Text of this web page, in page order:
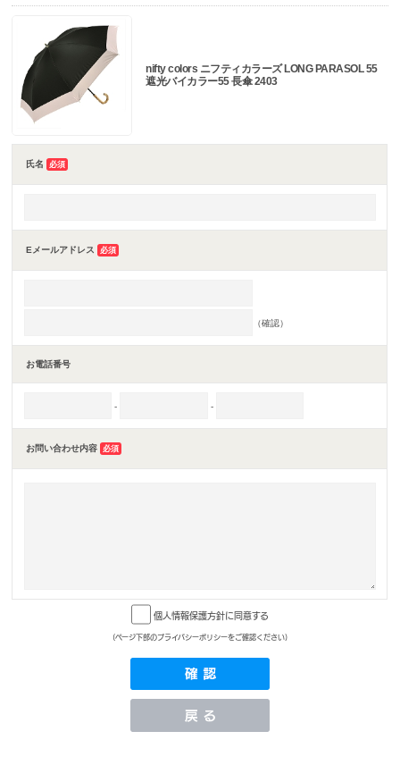
nifty colors ニフティカラーズ LONG PARASOL 55
遮光バイカラー55 長傘 2403
氏名 必須
Eメールアドレス 必須
（確認）
お電話番号
- -
お問い合わせ内容 必須
個人情報保護方針に同意する
(ページ下部のプライバシーポリシーをご確認ください)